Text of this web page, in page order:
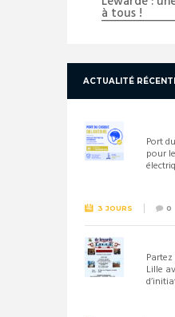
à tous !
ACTUALITÉ
Port
pour
3 JOURS 0
Lille